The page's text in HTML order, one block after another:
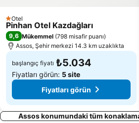
1 Yıldız
Otel
Pinhan Otel Kazdağları
9,6 Mükemmel (798 misafir puanı)
Assos, Şehir merkezi 14.3 km uzaklıkta
başlangıç fiyatı ₺5.034
Fiyatları görün: 5 site
Fiyatları görün
Assos konumundaki tüm